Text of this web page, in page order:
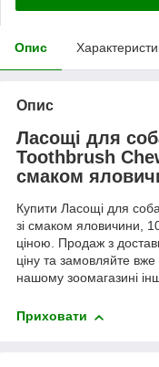
Опис
Опис
Ласощі для
Toothbrush
смаком
Купити Ласощі для
зі смаком яловичини,
ціною. Продаж з
ціну та замовляйте
нашому зоомагазині
Приховати